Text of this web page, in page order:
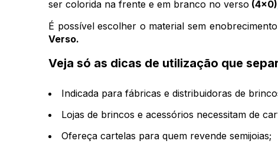
ser colorida na frente e em branco no verso
É possível escolher o material sem
Verso.
Veja só as dicas de utilização que
Indicada para fábricas e distribuidoras de
Lojas de brincos e acessórios necessitam de
Ofereça cartelas para quem revende semijoias;